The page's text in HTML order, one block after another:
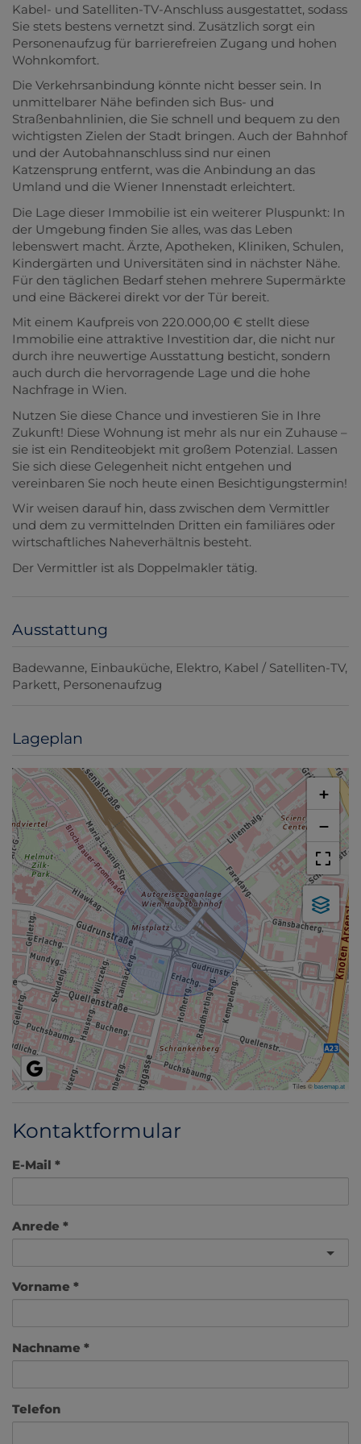
Kabel- und Satelliten-TV-Anschluss ausgestattet, sodass
Sie stets bestens vernetzt sind. Zusätzlich sorgt ein
Personenaufzug für barrierefreien Zugang und hohen
Wohnkomfort.
Die Verkehrsanbindung könnte nicht besser sein. In
unmittelbarer Nähe befinden sich Bus- und
Straßenbahnlinien, die Sie schnell und bequem zu den
wichtigsten Zielen der Stadt bringen. Auch der Bahnhof
und der Autobahnanschluss sind nur einen
Katzensprung entfernt, was die Anbindung an das
Umland und die Wiener Innenstadt erleichtert.
Die Lage dieser Immobilie ist ein weiterer Pluspunkt: In
der Umgebung finden Sie alles, was das Leben
lebenswert macht. Ärzte, Apotheken, Kliniken, Schulen,
Kindergärten und Universitäten sind in nächster Nähe.
Für den täglichen Bedarf stehen mehrere Supermärkte
und eine Bäckerei direkt vor der Tür bereit.
Mit einem Kaufpreis von 220.000,00 € stellt diese
Immobilie eine attraktive Investition dar, die nicht nur
durch ihre neuwertige Ausstattung besticht, sondern
auch durch die hervorragende Lage und die hohe
Nachfrage in Wien.
Nutzen Sie diese Chance und investieren Sie in Ihre
Zukunft! Diese Wohnung ist mehr als nur ein Zuhause –
sie ist ein Renditeobjekt mit großem Potenzial. Lassen
Sie sich diese Gelegenheit nicht entgehen und
vereinbaren Sie noch heute einen Besichtigungstermin!
Wir weisen darauf hin, dass zwischen dem Vermittler
und dem zu vermittelnden Dritten ein familiäres oder
wirtschaftliches Naheverhältnis besteht.
Der Vermittler ist als Doppelmakler tätig.
Ausstattung
Badewanne Einbauküche Elektro Kabel / Satelliten-TV
Parkett Personenaufzug
Lageplan
+
−
Tiles ©basemap.at
Kontaktformular
E-Mail
Anrede
Vorname
Nachname
Telefon